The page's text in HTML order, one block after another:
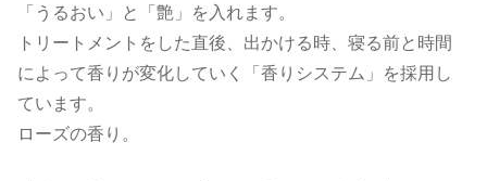
「うるおい」と「艶」を入れます。
トリートメントをした直後、出かける時、寝る前と時間
によって香りが変化していく「香りシステム」を採用し
ています。
ローズの香り。